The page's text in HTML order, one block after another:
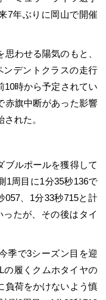
7年ぶりに岡山で開催
わせる陽気のもと、
ンデントクラスの走行
10時から予定されてい
赤旗中断があった影響
れた。
ルポールを獲得して
1周目に1分35秒136で
057、1分33秒715と計
たが、その後はタイ
季で3シーズン目を迎
の履くクムホタイヤの
負荷をかけないよう慎